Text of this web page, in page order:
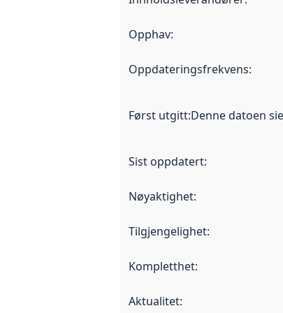
Opphav:
Oppdateringsfrekvens:
Først utgitt:Denne datoen
Sist oppdatert:
Nøyaktighet:
Tilgjengelighet:
Kompletthet:
Aktualitet: